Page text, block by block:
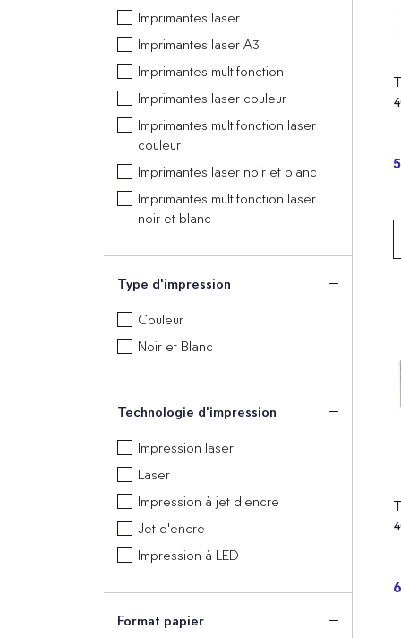
Imprimantes laser
Imprimantes laser A3
Imprimantes multifonction
Imprimantes laser couleur
Imprimantes multifonction laser
couleur
Imprimantes laser noir et blanc
Imprimantes multifonction laser
noir et blanc
Type d'impression
Couleur
Noir et Blanc
Technologie d'impression
Impression laser
Laser
Impression à jet d'encre
Jet d'encre
Impression à LED
Format papier